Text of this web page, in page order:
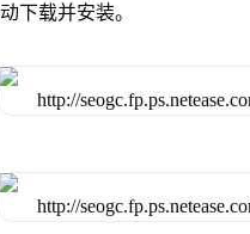
下载并安装。